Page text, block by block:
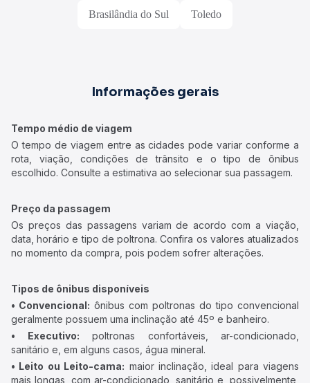
Brasilândia do Sul Toledo
Informações gerais
Tempo médio de viagem
O tempo de viagem entre as cidades pode variar conforme a
rota, viação, condições de trânsito e o tipo de ônibus
escolhido. Consulte a estimativa ao selecionar sua passagem.
Preço da passagem
Os preços das passagens variam de acordo com a viação,
data, horário e tipo de poltrona. Confira os valores atualizados
no momento da compra, pois podem sofrer alterações.
Tipos de ônibus disponíveis
• Convencional: ônibus com poltronas do tipo convencional
geralmente possuem uma inclinação até 45º e banheiro.
• Executivo: poltronas confortáveis, ar-condicionado,
sanitário e, em alguns casos, água mineral.
• Leito ou Leito-cama: maior inclinação, ideal para viagens
mais longas, com ar-condicionado, sanitário e, possivelmente,